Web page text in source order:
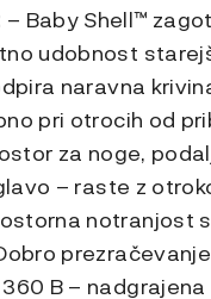
– Baby Shell™
udobnost
naravna
pri otrocih od
za noge,
– raste z
notranjost
B –